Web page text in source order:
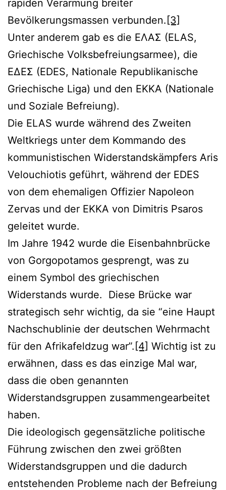
rapiden Verarmung breiter
Bevölkerungsmassen verbunden. [3]
Unter anderem gab es die ΕΛΑΣ (ELAS,
Griechische Volksbefreiungsarmee), die
ΕΔΕΣ (EDES, Nationale Republikanische
Griechische Liga) und den EKKA (Nationale
und Soziale Befreiung).
Die ELAS wurde während des Zweiten
Weltkriegs unter dem Kommando des
kommunistischen Widerstandskämpfers Aris
Velouchiotis geführt, während der EDES
von dem ehemaligen Offizier Napoleon
Zervas und der EKKA von Dimitris Psaros
geleitet wurde.
Im Jahre 1942 wurde die Eisenbahnbrücke
von Gorgopotamos gesprengt, was zu
einem Symbol des griechischen
Widerstands wurde. Diese Brücke war
strategisch sehr wichtig, da sie “eine Haupt
Nachschublinie der deutschen Wehrmacht
für den Afrikafeldzug war”. [4] Wichtig ist zu
erwähnen, dass es das einzige Mal war,
dass die oben genannten
Widerstandsgruppen zusammengearbeitet
haben.
Die ideologisch gegensätzliche politische
Führung zwischen den zwei größten
Widerstandsgruppen und die dadurch
entstehenden Probleme nach der Befreiung